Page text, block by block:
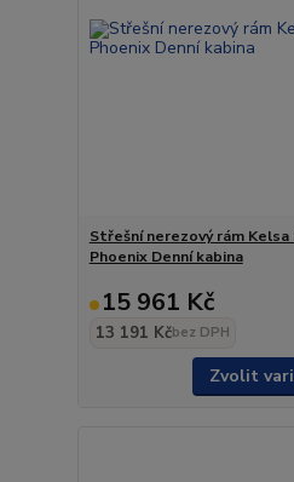
Střešní nerezový rám
Phoenix Denní kabina
15 961 Kč
13 191 Kčbez DPH
Zvolit